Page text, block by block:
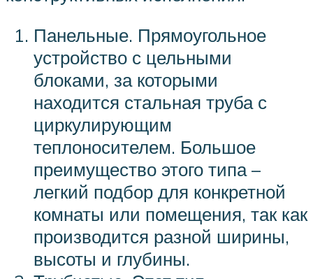
Панельные. Прямоугольное
устройство с цельными
блоками, за которыми
находится стальная труба с
циркулирующим
теплоносителем. Большое
преимущество этого типа –
легкий подбор для конкретной
комнаты или помещения, так как
производится разной ширины,
высоты и глубины.